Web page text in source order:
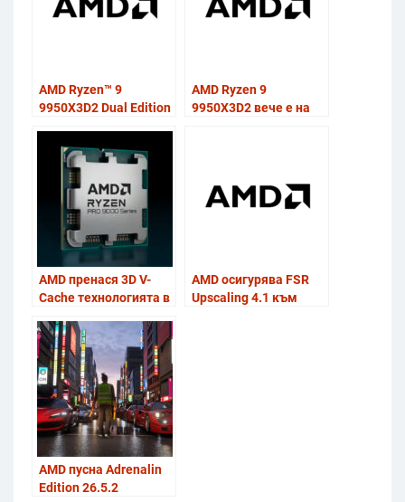
съдържание
AMD Ryzen™ 9
9950X3D2 Dual Edition
AMD Ryzen 9
9950X3D2 вече е на
AMD пренася 3D V-
Cache технологията в
работните станции с
Ryzen PRO 9000 серия
AMD осигурява FSR
Upscaling 4.1 към
AMD пусна Adrenalin
Edition 26.5.2